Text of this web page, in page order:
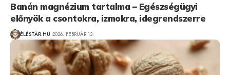
Banán magnézium tartalma – Egészségügyi
előnyök a csontokra, izmokra, idegrendszerre
ÉLÉSTÁR.HU 2026. FEBRUÁR 13.